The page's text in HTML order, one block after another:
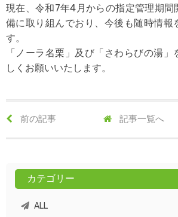
現在、令和7年4月からの指定管理期間
備に取り組んでおり、今後も随時情報
す。
「ノーラ名栗」及び「さわらびの湯
しくお願いいたします。
前の記事 記事一覧へ
カテゴリー
ALL